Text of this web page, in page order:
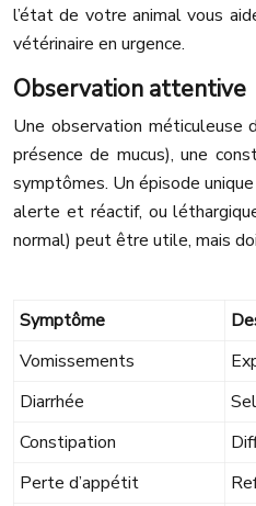
l’état de votre animal vous
vétérinaire en urgence.
Observation attentive
Une observation méticuleuse
présence de mucus), une
symptômes. Un épisode
alerte et réactif, ou
normal) peut être utile, mais
Symptôme
Vomissements
Diarrhée
Constipation
Perte d’appétit